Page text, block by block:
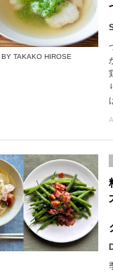
TAKAKO HIROSE